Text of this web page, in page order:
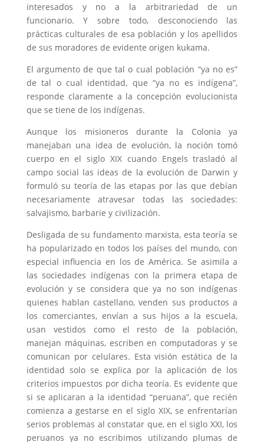
interesados y no a la arbitrariedad de un
funcionario. Y sobre todo, desconociendo las
prácticas culturales de esa población y los apellidos
de sus moradores de evidente origen kukama.
El argumento de que tal o cual población “ya no es”
de tal o cual identidad, que “ya no es indígena”,
responde claramente a la concepción evolucionista
que se tiene de los indígenas.
Aunque los misioneros durante la Colonia ya
manejaban una idea de evolución, la noción tomó
cuerpo en el siglo XIX cuando Engels trasladó al
campo social las ideas de la evolución de Darwin y
formuló su teoría de las etapas por las que debían
necesariamente atravesar todas las sociedades:
salvajismo, barbarie y civilización.
Desligada de su fundamento marxista, esta teoría se
ha popularizado en todos los países del mundo, con
especial influencia en los de América. Se asimila a
las sociedades indígenas con la primera etapa de
evolución y se considera que ya no son indígenas
quienes hablan castellano, venden sus productos a
los comerciantes, envían a sus hijos a la escuela,
usan vestidos como el resto de la población,
manejan máquinas, escriben en computadoras y se
comunican por celulares. Esta visión estática de la
identidad solo se explica por la aplicación de los
criterios impuestos por dicha teoría. Es evidente que
si se aplicaran a la identidad “peruana”, que recién
comienza a gestarse en el siglo XIX, se enfrentarían
serios problemas al constatar que, en el siglo XXI, los
peruanos ya no escribimos utilizando plumas de